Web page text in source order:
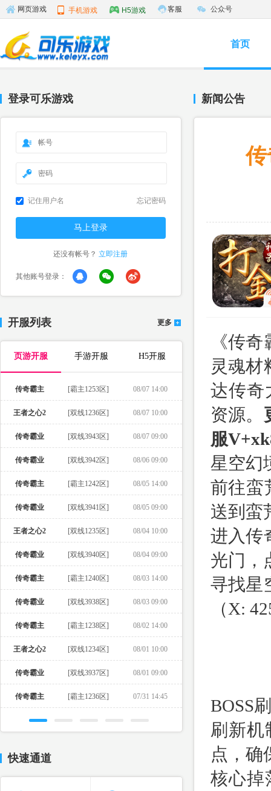
网页游戏 手机游戏 H5游戏 客服 公众号
首页
登录可乐游戏
记住用户名 忘记密码
还没有帐号？ 立即注册
其他账号登录：
开服列表 更多
页游开服 手游开服 H5开服
传奇霸主 [霸主1253区] 08/07 14:00
王者之心2 [双线1236区] 08/07 10:00
传奇霸业 [双线3943区] 08/07 09:00
传奇霸业 [双线3942区] 08/06 09:00
传奇霸主 [霸主1242区] 08/05 14:00
传奇霸业 [双线3941区] 08/05 09:00
王者之心2 [双线1235区] 08/04 10:00
传奇霸业 [双线3940区] 08/04 09:00
传奇霸主 [霸主1240区] 08/03 14:00
传奇霸业 [双线3938区] 08/03 09:00
传奇霸主 [霸主1238区] 08/02 14:00
王者之心2 [双线1234区] 08/01 10:00
传奇霸业 [双线3937区] 08/01 09:00
传奇霸主 [霸主1236区] 07/31 14:45
快速通道
新闻公告
《传
灵魂材
达传奇
资源。
服
星空幻
前往蛮
送到蛮
进入传
光门，
寻找星
（X:
BOSS
刷新机
点，确
核心掉